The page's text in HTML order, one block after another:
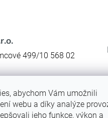
abychom Vám umožnili
webu a díky analýze
jeho funkce, výkon a
499/10 568 02
ib8srvb